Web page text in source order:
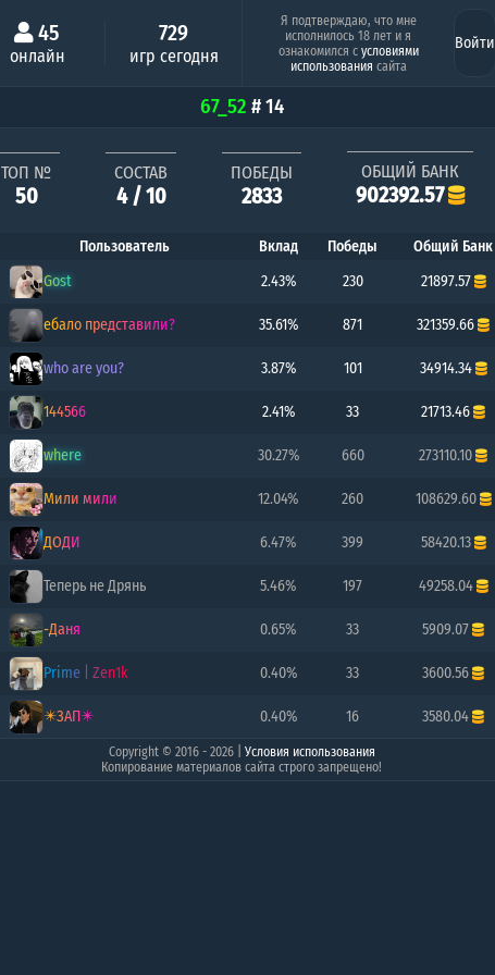
45
онлайн
729
игр сегодня
Минимальный шанс
DRAG
0.66%
Top4ik
Я подтверждаю, что мне
исполнилось 18 лет и я
ознакомился с условиями
использования сайта
Войти
67_52 # 14
ТОП №
50
СОСТАВ
4 / 10
ПОБЕДЫ
2833
ОБЩИЙ БАНК
902392.57
Пользователь Вклад Победы
Общий Банк
Gost
2.43% 230 21897.57
ебало представили? 35.61% 871 321359.66
who are you? 3.87% 101 34914.34
144566 2.41% 33 21713.46
where 30.27% 660 273110.10
Мили мили 12.04% 260 108629.60
ДОДИ 6.47% 399 58420.13
Теперь не Дрянь 5.46% 197 49258.04
-Даня 0.65% 33 5909.07
Prime | Zen1k 0.40% 33 3600.56
✴️ЗАП✴️ 0.40% 16 3580.04
Copyright © 2016 - 2026| Условия использования
Копирование материалов сайта строго запрещено!